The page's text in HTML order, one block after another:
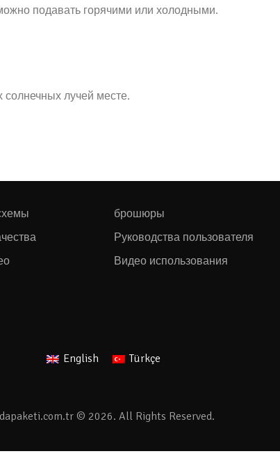
подавать горячими или холодными.
лучей месте.
брошюры
Руководства пользователя
Видео использования
English Türkçe
© 2026. All Rights Reserved.